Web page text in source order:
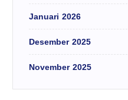
Januari 2026
Desember 2025
November 2025